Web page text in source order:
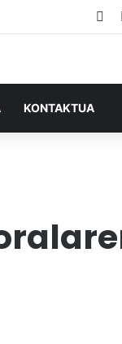
KONTAKTUA